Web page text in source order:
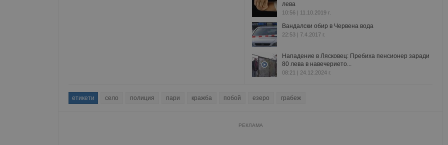
лева
10:56 | 11.10.2019 г.
Вандалски обир в Червена вода
22:53 | 7.4.2017 г.
​Нападение в Лясковец: Пребиха пенсионер заради
80 лева в навечерието...
08:21 | 24.12.2024 г.
етикети село полиция пари кражба побой езеро грабеж
РЕКЛАМА